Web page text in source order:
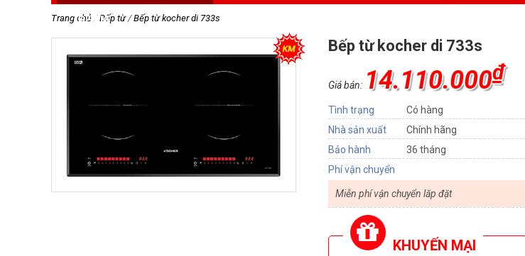
PHẨM
Trang chủ / Bếp từ / Bếp từ kocher di 733s
Bếp từ kocher di 733s
Giá bán: 14.110.000₫
Tình trạng
Có hàng
Nhà sản xuất
Chính hãng
Bảo hành
36 tháng
Phí vận chuyển
Miễn phí vận chuyển lăp đặt
KHUYẾN MẠI